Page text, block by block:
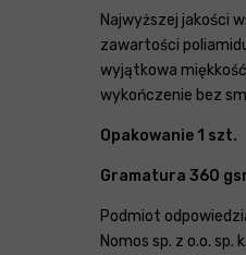
Najwyższej jakości
zawartości
wyjątkowa
wykończenie bez
Opakowanie 1 szt.
Gramatura 360
Podmiot
Nomos sp. z o.o. sp.